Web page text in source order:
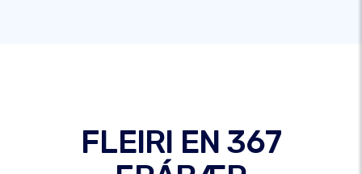
FLEIRI EN 367